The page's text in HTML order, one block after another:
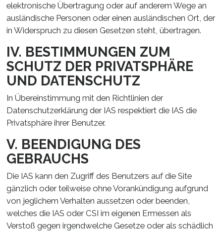
elektronische Übertragung oder auf anderem Wege an
ausländische Personen oder einen ausländischen Ort, der
in Widerspruch zu diesen Gesetzen steht, übertragen.
IV. BESTIMMUNGEN ZUM
SCHUTZ DER PRIVATSPHÄRE
UND DATENSCHUTZ
In Übereinstimmung mit den Richtlinien der
Datenschutzerklärung der IAS respektiert die IAS die
Privatsphäre ihrer Benutzer.
V. BEENDIGUNG DES
GEBRAUCHS
Die IAS kann den Zugriff des Benutzers auf die Site
gänzlich oder teilweise ohne Vorankündigung aufgrund
von jeglichem Verhalten aussetzen oder beenden,
welches die IAS oder CSI im eigenen Ermessen als
Verstoß gegen irgendwelche Gesetze oder als schädlich